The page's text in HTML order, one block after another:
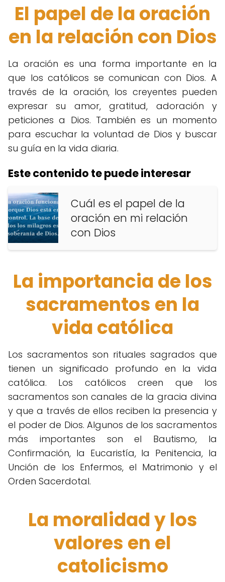
El papel de la oración
en la relación con Dios
La oración es una forma importante en la
que los católicos se comunican con Dios. A
través de la oración, los creyentes pueden
expresar su amor, gratitud, adoración y
peticiones a Dios. También es un momento
para escuchar la voluntad de Dios y buscar
su guía en la vida diaria.
Este contenido te puede interesar
Cuál es el papel de la
oración en mi relación
con Dios
La importancia de los
sacramentos en la
vida católica
Los sacramentos son rituales sagrados que
tienen un significado profundo en la vida
católica. Los católicos creen que los
sacramentos son canales de la gracia divina
y que a través de ellos reciben la presencia y
el poder de Dios. Algunos de los sacramentos
más importantes son el Bautismo, la
Confirmación, la Eucaristía, la Penitencia, la
Unción de los Enfermos, el Matrimonio y el
Orden Sacerdotal.
La moralidad y los
valores en el
catolicismo